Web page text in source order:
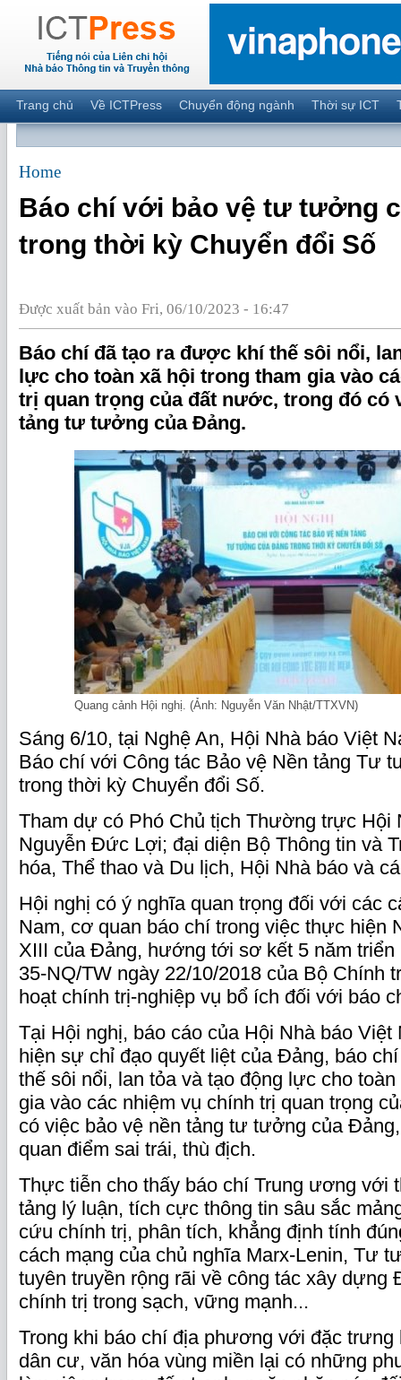
Trang chủ Về ICTPress Chuyển động ngành Thời sự ICT
Home
Báo chí với bảo vệ tư tưởng
trong thời kỳ Chuyển đổi Số
Được xuất bản vào Fri, 06/10/2023 - 16:47
Báo chí đã tạo ra được khí thế sôi nổi,
lực cho toàn xã hội trong tham gia vào
trị quan trọng của đất nước, trong đó có
tảng tư tưởng của Đảng.
Quang cảnh Hội nghị. (Ảnh: Nguyễn Văn Nhật/TTXVN)
Sáng 6/10, tại Nghệ An, Hội Nhà báo Việt
Báo chí với Công tác Bảo vệ Nền tảng Tư
trong thời kỳ Chuyển đổi Số.
Tham dự có Phó Chủ tịch Thường trực Hội
Nguyễn Đức Lợi; đại diện Bộ Thông tin và
hóa, Thể thao và Du lịch, Hội Nhà báo và
Hội nghị có ý nghĩa quan trọng đối với các
Nam, cơ quan báo chí trong việc thực hiện
XIII của Đảng, hướng tới sơ kết 5 năm triển
35-NQ/TW ngày 22/10/2018 của Bộ Chính
hoạt chính trị-nghiệp vụ bổ ích đối với báo
Tại Hội nghị, báo cáo của Hội Nhà báo
hiện sự chỉ đạo quyết liệt của Đảng, báo
thế sôi nổi, lan tỏa và tạo động lực cho
gia vào các nhiệm vụ chính trị quan trọng
có việc bảo vệ nền tảng tư tưởng của
quan điểm sai trái, thù địch.
Thực tiễn cho thấy báo chí Trung ương với
tảng lý luận, tích cực thông tin sâu sắc
cứu chính trị, phân tích, khẳng định tính
cách mạng của chủ nghĩa Marx-Lenin, Tư
tuyên truyền rộng rãi về công tác xây dựng
chính trị trong sạch, vững mạnh...
Trong khi báo chí địa phương với đặc trưng
dân cư, văn hóa vùng miền lại có những